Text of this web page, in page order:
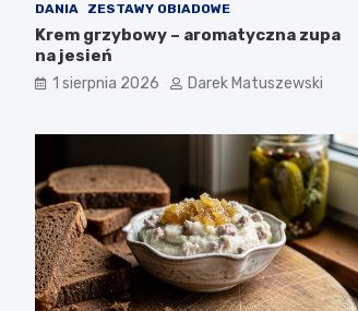
DANIA ZESTAWY OBIADOWE
Krem grzybowy – aromatyczna zupa
na jesień
1 sierpnia 2026 Darek Matuszewski